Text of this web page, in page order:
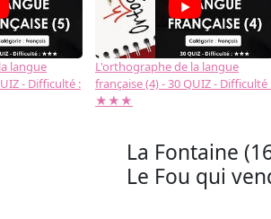
langue
- Difficulté :
L'orthographe de la langue
française (4) - 30 QUIZ - Difficulté
★★★
La Fontaine
Le Fou qui